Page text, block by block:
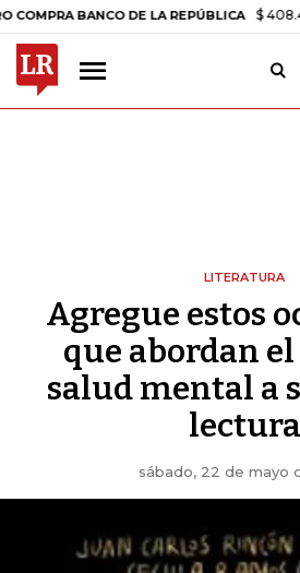
DE LA REPÚBLICA $ 408.498,97 +$
LITERATURA
Agregue estos
que abordan
salud mental a
lectura
sábado, 22 de mayo